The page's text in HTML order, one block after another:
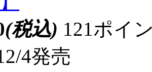
(税込) 121ポイ
4発売